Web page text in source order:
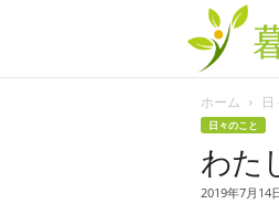
ホーム 日
日々のこと
わた
2019年7月14